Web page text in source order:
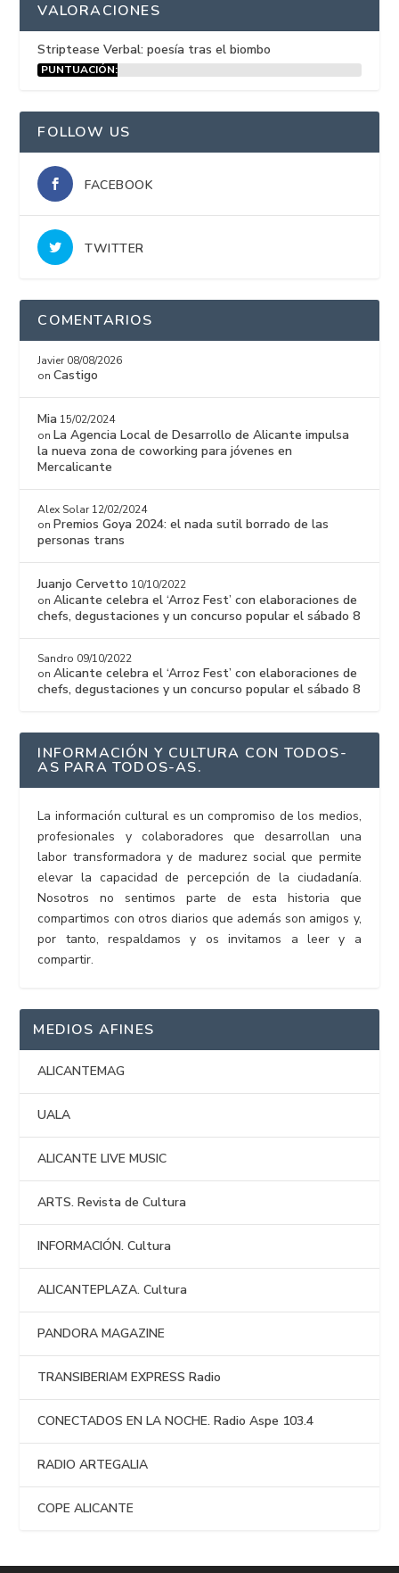
VALORACIONES
Striptease Verbal: poesía tras el biombo
PUNTUACIÓN:
FOLLOW US
FACEBOOK
TWITTER
COMENTARIOS
Javier 08/08/2026
onCastigo
Mia 15/02/2024
onLa Agencia Local de Desarrollo de Alicante impulsa
la nueva zona de coworking para jóvenes en
Mercalicante
Alex Solar 12/02/2024
onPremios Goya 2024: el nada sutil borrado de las
personas trans
Juanjo Cervetto 10/10/2022
onAlicante celebra el ‘Arroz Fest’ con elaboraciones de
chefs, degustaciones y un concurso popular el sábado 8
Sandro 09/10/2022
onAlicante celebra el ‘Arroz Fest’ con elaboraciones de
chefs, degustaciones y un concurso popular el sábado 8
INFORMACIÓN Y CULTURA CON TODOS-
AS PARA TODOS-AS.
La información cultural es un compromiso de los medios,
profesionales y colaboradores que desarrollan una
labor transformadora y de madurez social que permite
elevar la capacidad de percepción de la ciudadanía.
Nosotros no sentimos parte de esta historia que
compartimos con otros diarios que además son amigos y,
por tanto, respaldamos y os invitamos a leer y a
compartir.
MEDIOS AFINES
ALICANTEMAG
UALA
ALICANTE LIVE MUSIC
ARTS. Revista de Cultura
INFORMACIÓN. Cultura
ALICANTEPLAZA. Cultura
PANDORA MAGAZINE
TRANSIBERIAM EXPRESS Radio
CONECTADOS EN LA NOCHE. Radio Aspe 103.4
RADIO ARTEGALIA
COPE ALICANTE